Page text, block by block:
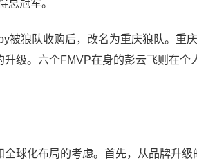
总冠军。
被狼队收购后，改名为重庆狼队。重
级。六个FMVP在身的彭云飞则在个
球化布局的考虑。首先，从品牌升